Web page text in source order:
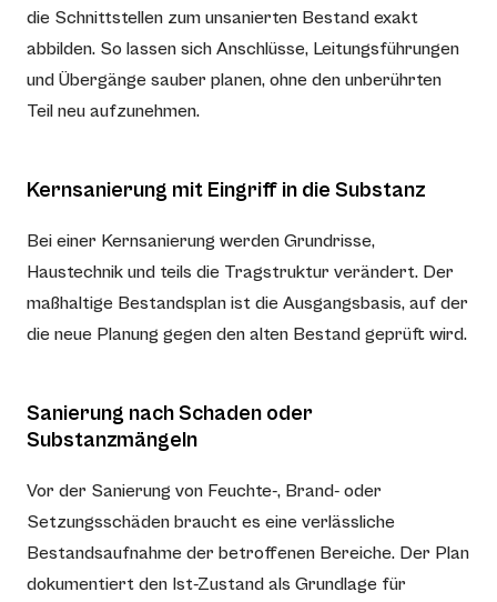
die Schnittstellen zum unsanierten Bestand exakt
abbilden. So lassen sich Anschlüsse, Leitungsführungen
und Übergänge sauber planen, ohne den unberührten
Teil neu aufzunehmen.
Kernsanierung mit Eingriff in die Substanz
Bei einer Kernsanierung werden Grundrisse,
Haustechnik und teils die Tragstruktur verändert. Der
maßhaltige Bestandsplan ist die Ausgangsbasis, auf der
die neue Planung gegen den alten Bestand geprüft wird.
Sanierung nach Schaden oder
Substanzmängeln
Vor der Sanierung von Feuchte-, Brand- oder
Setzungsschäden braucht es eine verlässliche
Bestandsaufnahme der betroffenen Bereiche. Der Plan
dokumentiert den Ist-Zustand als Grundlage für